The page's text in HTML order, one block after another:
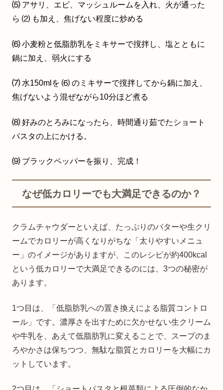
⑸アサリ、エビ、マッシュルームを入れ、火が通った
ら ⑵ も加え、焦げない程度に炒める
⑹小麦粉と低脂肪乳をミキサーで撹拌し、塩とともに
鍋に加え、弱火にする
⑺水150mlを ⑹ のミキサーで撹拌してから鍋に加え、
焦げないよう混ぜながら10分ほど煮る
⑻好みのとろみになったら、時間通り茹でたショート
パスタの上にかける。
⑼ブラックペッパーを振り、完成！
なぜ低カロリーでも大満足できるのか？
クラムチャウダーといえば、たっぷりのバターや生クリ
ームでカロリーが高くなりがちな「太りやすいメニュ
ー」のイメージがありますが、このレシピが約400kcal
という低カロリーで大満足できるのには、3つの秘密が
あります。
1つ目は、「低脂肪乳への置き換えによる脂質コントロ
ール」です。濃厚さを出すために欠かせない生クリーム
や牛乳を、あえて低脂肪乳に変えることで、スープのま
ろやかさは保ちつつ、無駄な脂質とカロリーを大幅にカ
ットしています。